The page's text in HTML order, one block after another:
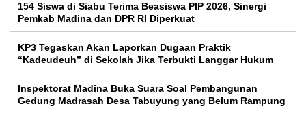
154 Siswa di Siabu Terima Beasiswa PIP 2026, Sinergi
Pemkab Madina dan DPR RI Diperkuat
KP3 Tegaskan Akan Laporkan Dugaan Praktik
“Kadeudeuh” di Sekolah Jika Terbukti Langgar Hukum
Inspektorat Madina Buka Suara Soal Pembangunan
Gedung Madrasah Desa Tabuyung yang Belum Rampung